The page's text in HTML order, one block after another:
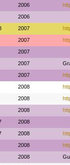
2006
2006
2007
2007
2007
2007
2007
2008
2008
2008
2008
2008
2008
2008